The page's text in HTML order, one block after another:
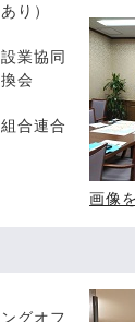
画像
り）
業協同
会
合連合
グオフ